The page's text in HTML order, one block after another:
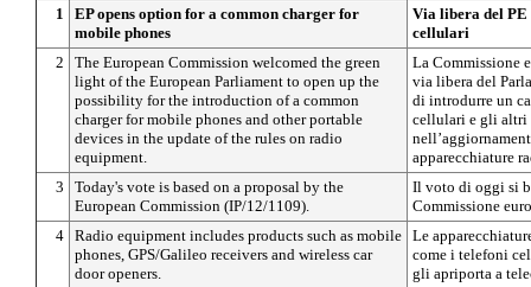
1
EP opens option for a common charger for
mobile phones
Via libera del
cellulari
2
The European Commission welcomed the green
light of the European Parliament to open up the
possibility for the introduction of a common
charger for mobile phones and other portable
devices in the update of the rules on radio
equipment.
La Commissione
via libera del
di introdurre un
cellulari e gli
apparecchiature
3
Today's vote is based on a proposal by the
European Commission (IP/12/1109).
Il voto di oggi si
Commissione
4 Radio equipment includes products such as mobile
phones, GPS/Galileo receivers and wireless car
door openers.
Le
come i telefoni
gli apriporta a